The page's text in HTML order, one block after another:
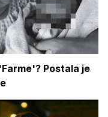
Postala je